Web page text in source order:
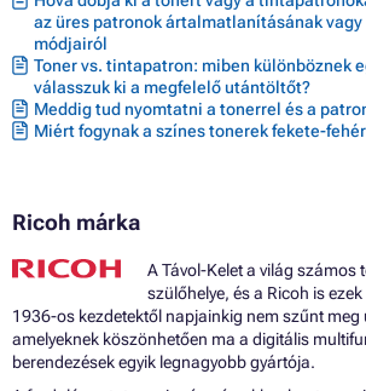
Toner LANIER MP2852
Toner LANIER MP2852SP
Toner LANIER MP3300 SERIES
Toner LANIER MP3352
Toner LANIER MP3352SP
Toner RICOH AFICIO 1022
Toner RICOH AFICIO 1027
Toner RICOH AFICIO 2022SP
Toner RICOH AFICIO 2027
Toner RICOH AFICIO 2032
Toner RICOH AFICIO 3025
Toner RICOH AFICIO 3025 SERIES
Toner RICOH AFICIO 3025AD
Toner RICOH AFICIO 3025P
Toner RICOH AFICIO 3025PS
az üres patronok ártalmatlanításának
módjairól
Toner vs. tintapatron: miben különböznek
válasszuk ki a megfelelő utántöltőt?
Meddig tud nyomtatni a tonerrel és a
Miért fogynak a színes tonerek fekete-
Ricoh márka
A Távol-Kelet a világ
szülőhelye, és a Ricoh is
1936-os kezdetektől napjainkig nem szűnt meg
amelyeknek köszönhetően ma a digitális
berendezések egyik legnagyobb gyártója.